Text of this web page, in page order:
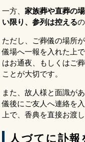
一方、家族葬や直葬の
い限り、参列は控える
ただし、ご葬儀の場所
儀場へ一報を入れた上
はお通夜、もしくはご
ことが大切です。
また、故人様と面識が
儀後にご友人へ連絡を
上で、香典を直接お渡
人づてに訃報